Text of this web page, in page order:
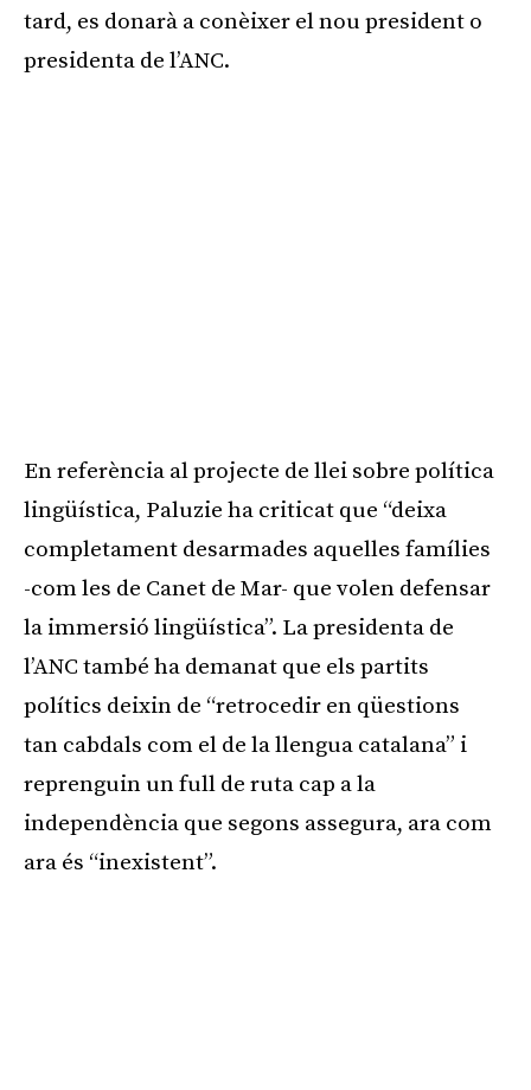
tard, es donarà a conèixer el nou president o
presidenta de l’ANC.
En referència al projecte de llei sobre política
lingüística, Paluzie ha criticat que “deixa
completament desarmades aquelles famílies
-com les de Canet de Mar- que volen defensar
la immersió lingüística”. La presidenta de
l’ANC també ha demanat que els partits
polítics deixin de “retrocedir en qüestions
tan cabdals com el de la llengua catalana” i
reprenguin un full de ruta cap a la
independència que segons assegura, ara com
ara és “inexistent”.